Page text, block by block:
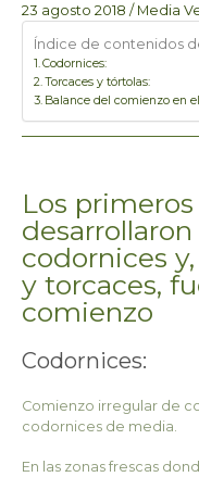
23 agosto 2018 / Media
Índice de contenidos
Codornices:
Torcaces y tórtolas:
Balance del comienzo en
Los
codornices
y torcaces,
comienzo
Codornices:
Comienzo irregular de
codornices de media.
En las zonas frescas